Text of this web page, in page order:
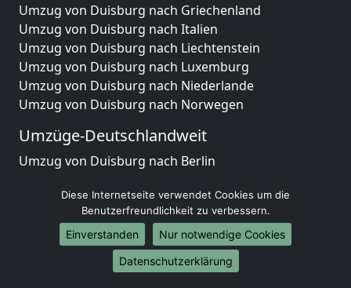
Umzug von Duisburg nach Griechenland
Umzug von Duisburg nach Italien
Umzug von Duisburg nach Liechtenstein
Umzug von Duisburg nach Luxemburg
Umzug von Duisburg nach Niederlande
Umzug von Duisburg nach Norwegen
Umzüge-Deutschlandweit
Umzug von Duisburg nach Berlin
Umzug von Duisburg nach München
Umzug von Duisburg nach Köln
Umzug von Duisburg nach Frankfurt am Main
Umzug von Duisburg nach Stuttgart
Umzug von Duisburg nach Düsseldorf
Diese Internetseite verwendet Cookies um die
Benutzerfreundlichkeit zu verbessern.
Einverstanden
Nur notwendige Cookies
Datenschutzerklärung